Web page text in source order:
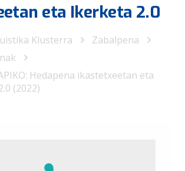
eta Ikerketa 2.0
Klusterra
Zabalpena
Hedapena ikastetxeetan eta
(2022)